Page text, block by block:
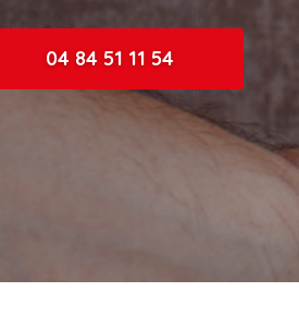
04 84 51 11 54